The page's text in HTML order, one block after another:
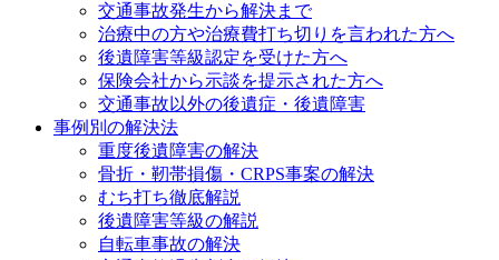
交通事故発生から解決まで
治療中の方や治療費打ち切りを言われた方へ
後遺障害等級認定を受けた方へ
保険会社から示談を提示された方へ
交通事故以外の後遺症・後遺障害
事例別の解決法
重度後遺障害の解決
骨折・靭帯損傷・CRPS事案の解決
むち打ち徹底解説
後遺障害等級の解説
自転車事故の解決